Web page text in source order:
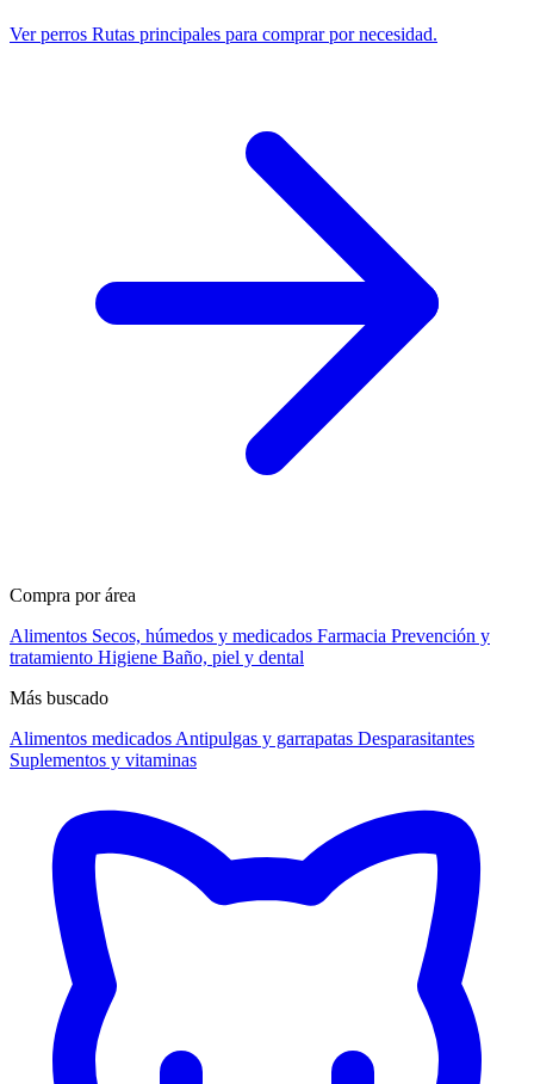
Ver perros Rutas principales para comprar por necesidad.
Compra por área
Alimentos Secos, húmedos y medicados Farmacia Prevención y
tratamiento Higiene Baño, piel y dental
Más buscado
Alimentos medicados Antipulgas y garrapatas Desparasitantes
Suplementos y vitaminas